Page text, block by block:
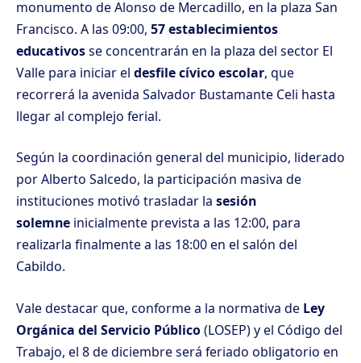
monumento de Alonso de Mercadillo, en la plaza San
Francisco. A las 09:00, 57 establecimientos
educativosse concentrarán en la plaza del sector El
Valle para iniciar el desfile cívico escolar, que
recorrerá la avenida Salvador Bustamante Celi hasta
llegar al complejo ferial.
Según la coordinación general del municipio, liderado
por Alberto Salcedo, la participación masiva de
instituciones motivó trasladar la sesión
solemne inicialmente prevista a las 12:00, para
realizarla finalmente a las 18:00 en el salón del
Cabildo.
Vale destacar que, conforme a la normativa de Ley
Orgánica del Servicio Público(LOSEP) y el Código del
Trabajo, el 8 de diciembre será feriado obligatorio en